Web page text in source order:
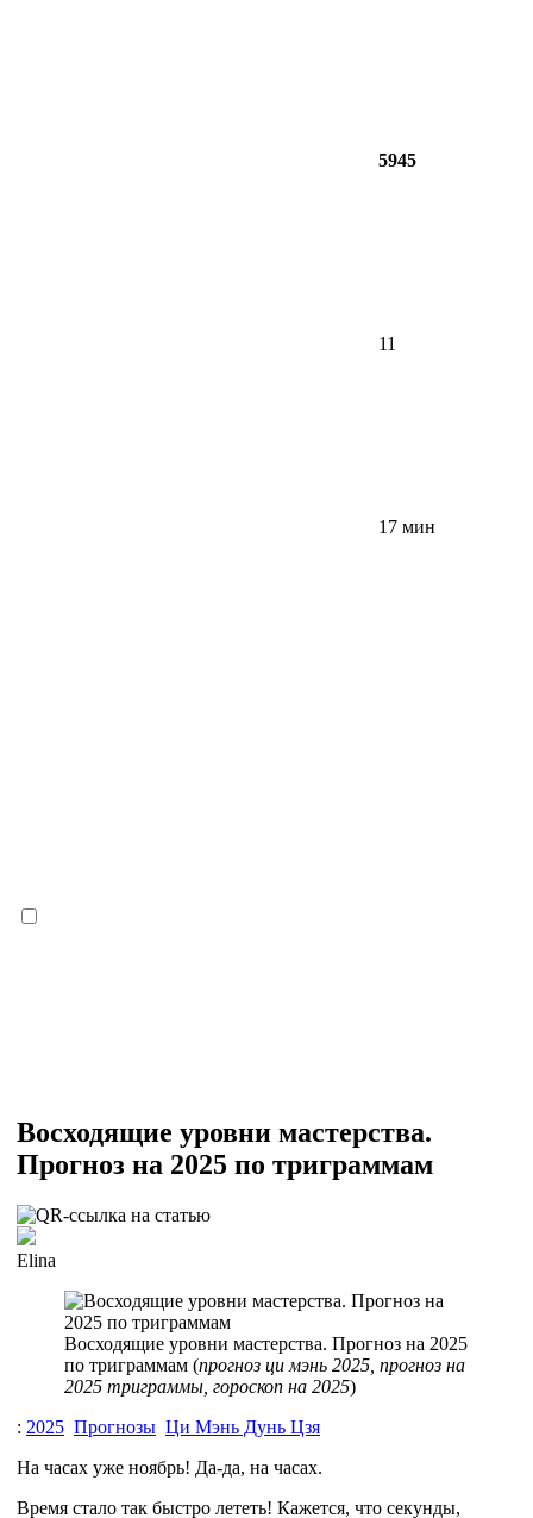
5945
11
17 мин
Восходящие уровни мастерства.
Прогноз на 2025 по триграммам
Elina
Восходящие уровни мастерства. Прогноз на 2025
по триграммам (прогноз ци мэнь 2025, прогноз на
2025 триграммы, гороскоп на 2025)
: 2025 Прогнозы Ци Мэнь Дунь Цзя
На часах уже ноябрь! Да-да, на часах.
Время стало так быстро лететь! Кажется, что секунды,